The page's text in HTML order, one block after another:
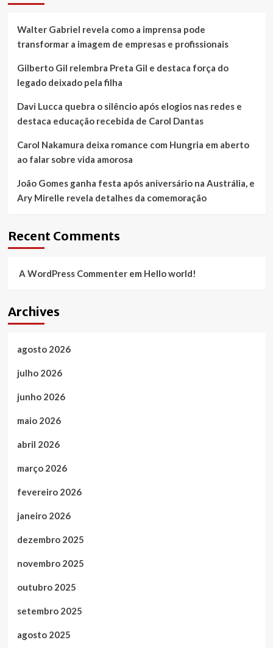
Walter Gabriel revela como a imprensa pode
transformar a imagem de empresas e profissionais
Gilberto Gil relembra Preta Gil e destaca força do
legado deixado pela filha
Davi Lucca quebra o silêncio após elogios nas redes e
destaca educação recebida de Carol Dantas
Carol Nakamura deixa romance com Hungria em aberto
ao falar sobre vida amorosa
João Gomes ganha festa após aniversário na Austrália, e
Ary Mirelle revela detalhes da comemoração
Recent Comments
A WordPress Commenterem Hello world!
Archives
agosto 2026
julho 2026
junho 2026
maio 2026
abril 2026
março 2026
fevereiro 2026
janeiro 2026
dezembro 2025
novembro 2025
outubro 2025
setembro 2025
agosto 2025